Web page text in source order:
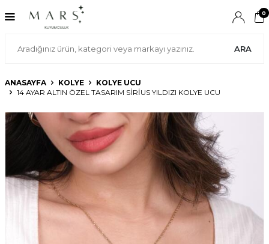
ARA
0
ANASAYFA KOLYE
KOLYE UCU
14 AYAR ALTIN ÖZEL TASARIM SIRIUS YILDIZI KOLYE UCU